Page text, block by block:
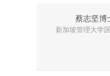
蔡志坚博
新加坡管理大学